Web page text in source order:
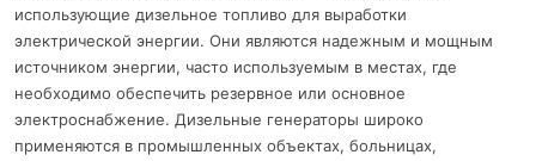
использующие дизельное топливо для выработки
электрической энергии. Они являются надежным и мощным
источником энергии, часто используемым в местах, где
необходимо обеспечить резервное или основное
электроснабжение. Дизельные генераторы широко
применяются в промышленных объектах, больницах,